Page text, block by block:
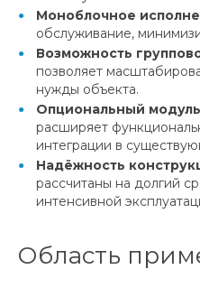
Моноблочное
обслуживание,
Возможность
позволяет
нужды объекта.
Опциональный
расширяет
интеграции в
Надёжность
рассчитаны на долгий
интенсивной
Область